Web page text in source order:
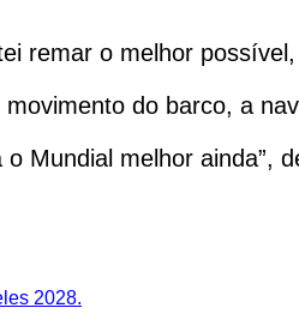
remar o melhor
do barco, a
Mundial melhor ainda”,
2028.